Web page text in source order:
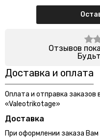
Отзывов
Доставка и оплата
Оплата и отправка заказов
«Valeotrikotage»
Доставка
При оформлении заказа